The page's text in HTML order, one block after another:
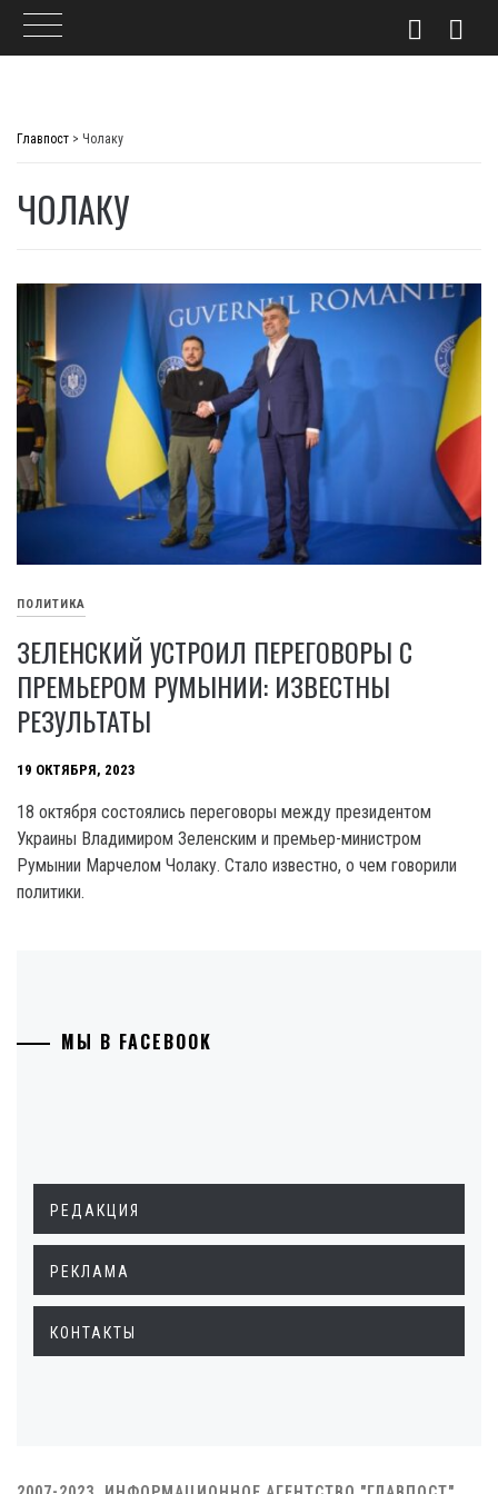
Главпост > Чолаку
ЧОЛАКУ
ПОЛИТИКА
ЗЕЛЕНСКИЙ УСТРОИЛ ПЕРЕГОВОРЫ С
ПРЕМЬЕРОМ РУМЫНИИ: ИЗВЕСТНЫ
РЕЗУЛЬТАТЫ
19 ОКТЯБРЯ, 2023
18 октября состоялись переговоры между президентом
Украины Владимиром Зеленским и премьер-министром
Румынии Марчелом Чолаку. Стало известно, o чем говорили
политики.
МЫ В FACEBOOK
РЕДАКЦИЯ
РЕКЛАМА
КОНТАКТЫ